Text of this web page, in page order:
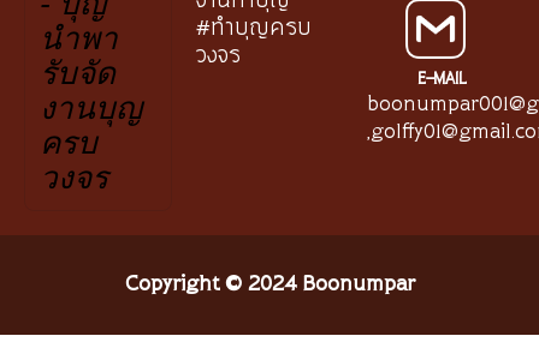
นำพา
รับจัด
งานบุญ
ครบ
วงจร
#ทำบุญครบ
วงจร
E-MAIL
,
Copyright © 2024 Boonumpar